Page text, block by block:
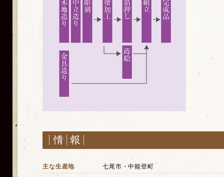
主な生産地 七尾市・中能登町